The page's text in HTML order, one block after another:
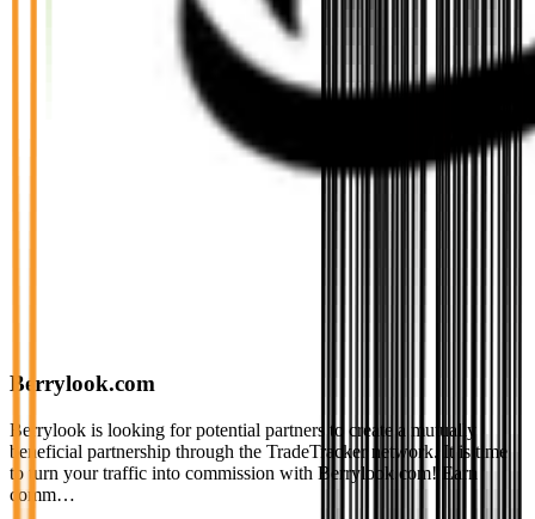
Berrylook.com
Berrylook is looking for potential partners to create a mutually
beneficial partnership through the TradeTracker network. It is time
to turn your traffic into commission with Berrylook.com! Earn
comm…